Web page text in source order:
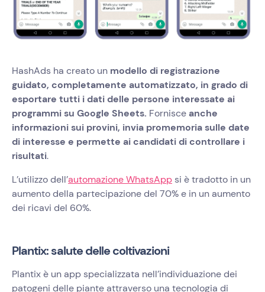
HashAds ha creato un modello di registrazione
guidato, completamente automatizzato, in grado di
esportare tutti i dati delle persone interessate ai
programmi su Google Sheets. Fornisceanche
informazioni sui provini, invia promemoria sulle date
di interesse e permette ai candidati di controllare i
risultati.
L’utilizzo dell’automazione WhatsApp si è tradotto in un
aumento della partecipazione del 70% e in un aumento
dei ricavi del 60%.
Plantix: salute delle coltivazioni
Plantix è un app specializzata nell’individuazione dei
patogeni delle piante attraverso una tecnologia di